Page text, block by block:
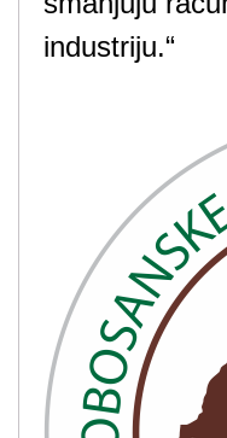
industriju.“